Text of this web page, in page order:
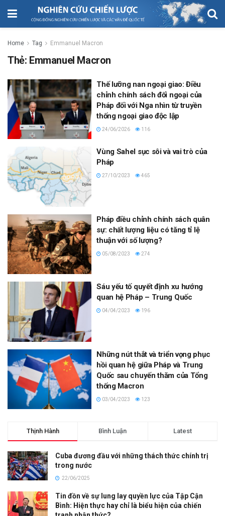
Home Tag Emmanuel Macron
Thẻ: Emmanuel Macron
Thế lưỡng nan ngoại giao: Điều
chỉnh chính sách đối ngoại của
Pháp đối với Nga nhìn từ truyền
thống ngoại giao độc lập
24/06/2026 116
Vùng Sahel sục sôi và vai trò của
Pháp
27/10/2023 465
Pháp điều chỉnh chính sách quân
sự: chất lượng liệu có tăng tỉ lệ
thuận với số lượng?
05/08/2023 274
Sáu yếu tố quyết định xu hướng
quan hệ Pháp – Trung Quốc
04/04/2023 196
Những nút thắt và triển vọng phục
hồi quan hệ giữa Pháp và Trung
Quốc sau chuyến thăm của Tổng
thống Macron
03/04/2023 123
Thịnh Hành Bình Luận Latest
Cuba đương đầu với những thách thức chính trị
trong nước
22/06/2025
Tin đồn về sự lung lay quyền lực của Tập Cận
Bình: Hiện thực hay chỉ là biểu hiện của chiến